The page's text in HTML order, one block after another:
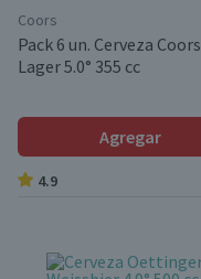
Coors
Pack 6 un. Cerveza Coors
Lager 5.0° 355 cc
Agregar
4.9